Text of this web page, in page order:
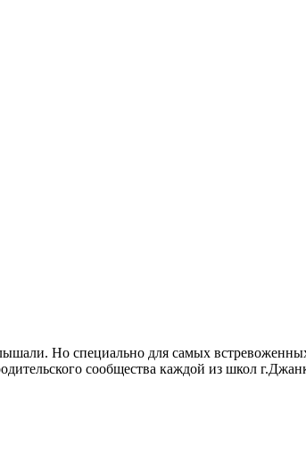
Но специально для самых
сообщества каждой из школ